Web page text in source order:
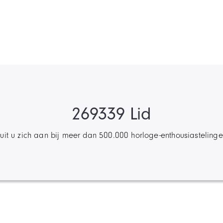
269339 Lid
u zich aan bij meer dan 500.000 horloge-